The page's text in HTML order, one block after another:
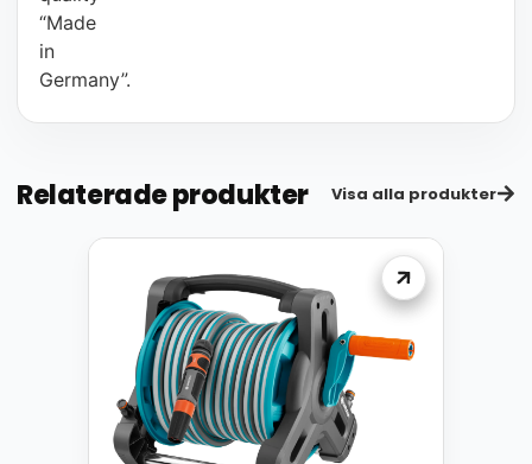
“Made
in
Germany”.
Relaterade produkter Visa alla produkter